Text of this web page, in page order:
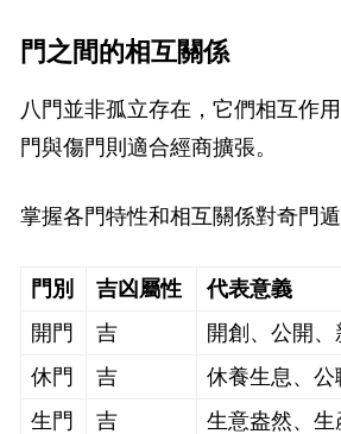
門之間的相互關係
八門並非孤立存在，它們相互作
門與傷門則適合經商擴張。
掌握各門特性和相互關係對奇門
門別 吉凶屬性 代表意義
開門
吉 開創、公開、
休門
吉 休養生息、公
生門
吉 生意盎然、生